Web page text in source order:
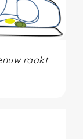
raakt